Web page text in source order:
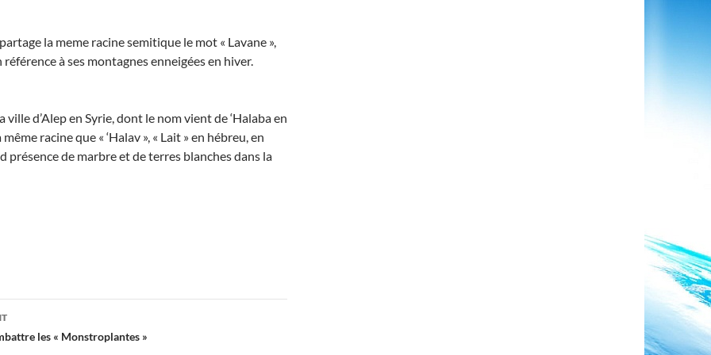
la meme racine semitique le mot « Lavane »,
référence à ses montagnes enneigées en hiver.
ville d’Alep en Syrie, dont le nom vient de ‘Halaba en
racine que « ‘Halav », « Lait » en hébreu, en
présence de marbre et de terres blanches dans la
les « Monstroplantes »